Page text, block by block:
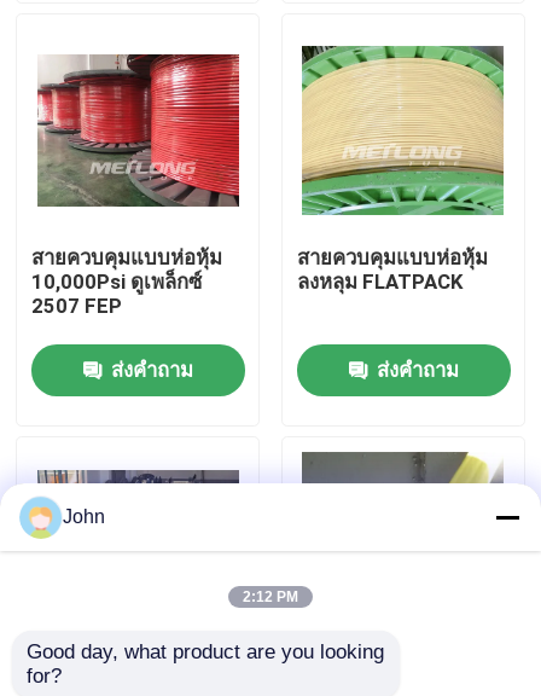
สินค้า
วิดีโอ
ทัวร์โรงงาน
ควบคุมคุณภาพ
ข่าว
สายควบคุมไฮดรอลิก
สายควบคุมแบบห่อหุ้ม
10,000Psi ดูเพล็กซ์
2507 FEP
ส่งคำถาม
สายควบคุมแบบห่อหุ้ม
ลงหลุม FLATPACK
ส่งคำถาม
FEP TP316L สายฉีด
John
2:12 PM
Good day, what product are you looking
for?